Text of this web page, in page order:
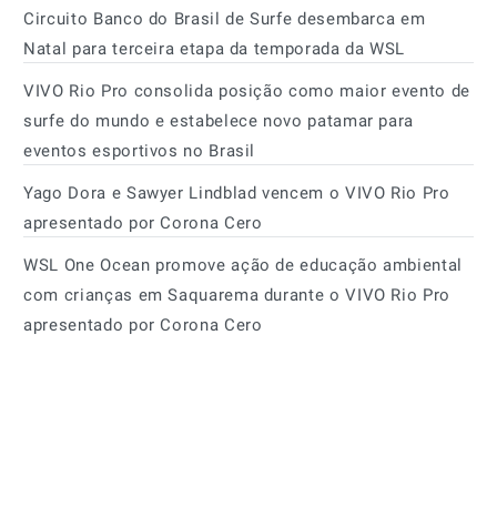
Circuito Banco do Brasil de Surfe desembarca em
Natal para terceira etapa da temporada da WSL
VIVO Rio Pro consolida posição como maior evento de
surfe do mundo e estabelece novo patamar para
eventos esportivos no Brasil
Yago Dora e Sawyer Lindblad vencem o VIVO Rio Pro
apresentado por Corona Cero
WSL One Ocean promove ação de educação ambiental
com crianças em Saquarema durante o VIVO Rio Pro
apresentado por Corona Cero